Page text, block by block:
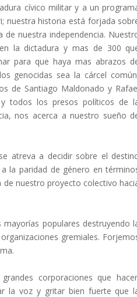
cívico militar y a un
nuestra historia está forjada
nuestra independencia.
la dictadura y mas de 300
para que haya mas abrazos
genocidas sea la cárcel
de Santiago Maldonado y
todos los presos políticos de
nos acerca a nuestro sueño
atreva a decidir sobre el
la paridad de género en
de nuestro proyecto colectivo
populares destruyendo
gremiales.
corporaciones que
la voz y gritar bien fuerte que